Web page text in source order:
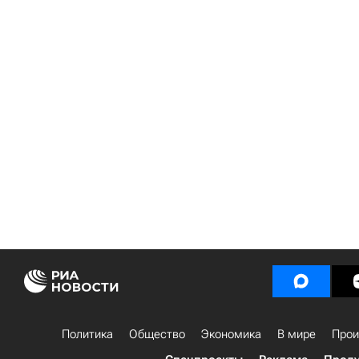
Политика Общество Экономика В мире